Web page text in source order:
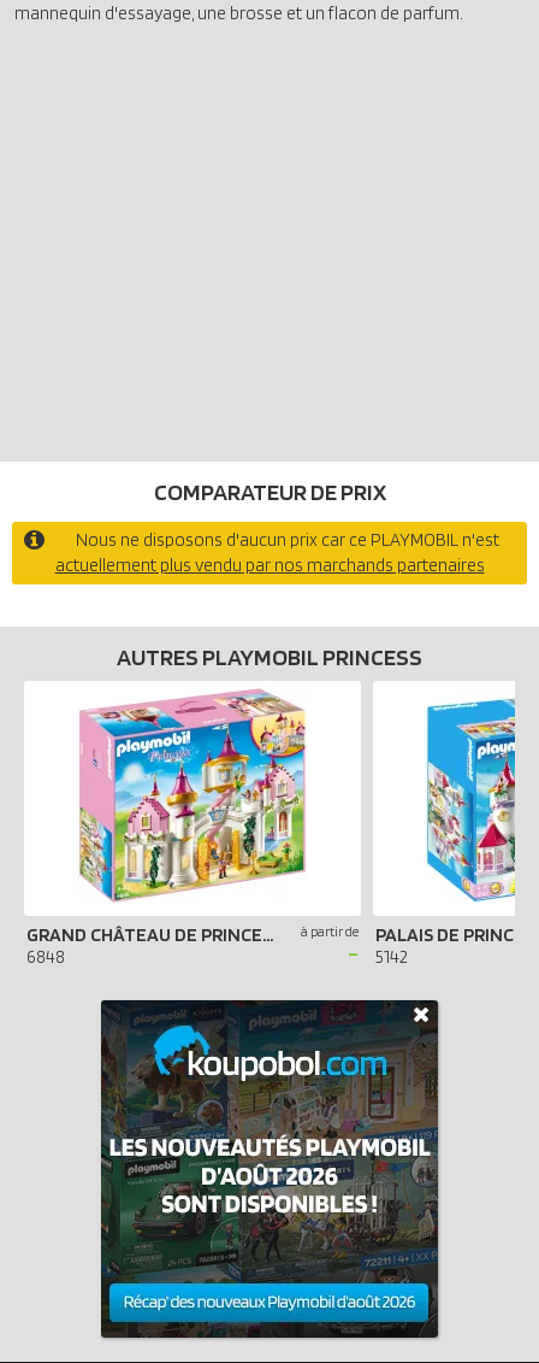
mannequin d'essayage, une brosse et un flacon de parfum.
COMPARATEUR DE PRIX
Nous ne disposons d'aucun prix car ce PLAYMOBIL n'est
actuellement plus vendu par nos marchands partenaires
AUTRES PLAYMOBIL PRINCESS
GRAND CHÂTEAU DE PRINCESSE
6848
à partir de
-
PALAIS DE
5142